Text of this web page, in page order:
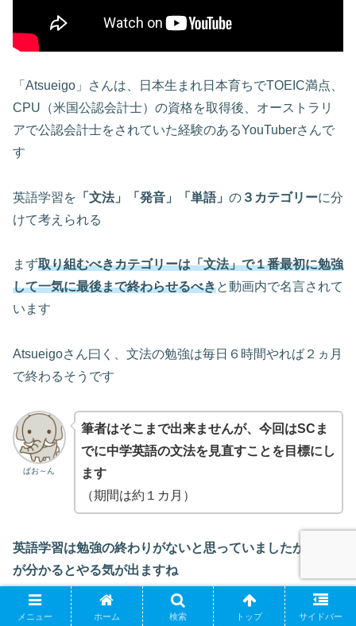
「Atsueigo」さんは、日本生まれ日本育ちでTOEIC満点、
CPU（米国公認会計士）の資格を取得後、オーストラリ
アで公認会計士をされていた経験のあるYouTuberさんで
す
英語学習を 「文法」「発音」「単語」 の ３カテゴリーに分
けて考えられる
まず取り組むべきカテゴリーは「文法」で１番最初に勉強
して一気に最後まで終わらせるべきと動画内で名言されて
います
Atsueigoさん曰く、文法の勉強は毎日６時間やれば２ヵ月
で終わるそうです
ぱお～ん
筆者はそこまで出来ませんが、今回はSCま
でに中学英語の文法を見直すことを目標にし
ます
（期間は約１カ月）
英語学習は勉強の終わりがないと思っていましたが、範囲
が分かるとやる気が出ますね
メニュー ホーム 検索 トップ サイドバー